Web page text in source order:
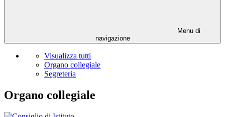
Menu di
navigazione
Visualizza tutti
Organo collegiale
Segreteria
Organo collegiale